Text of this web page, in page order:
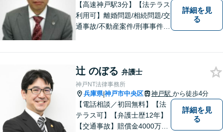
【高速神戸駅3分】【法テラス
利用可】離婚問題/相続問題/交
通事故/不動産案件/刑事事件な
扱っております。依頼者様の
ご事情から考えうる最良のル
ートを選びます。【子連れ相
談可】
詳細を見
る
辻 のぼる 弁護士
神戸NT法律事務所
兵庫県|神戸市中央区 神戸駅 から徒歩4分
【電話相談／初回無料】【法
テラス可】【弁護士歴12年】
【交通事故】賠償金4000万円
詳細を見
る